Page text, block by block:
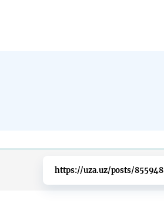
https://uza.uz/posts/855948